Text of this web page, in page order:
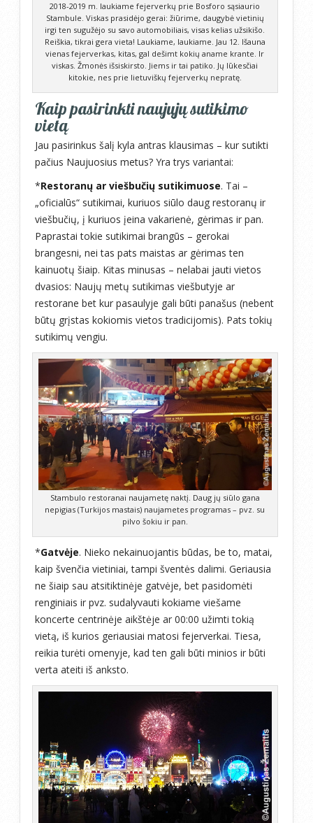
2018-2019 m. laukiame fejerverkų prie Bosforo sąsiaurio
Stambule. Viskas prasidėjo gerai: žiūrime, daugybė vietinių
irgi ten sugužėjo su savo automobiliais, visas kelias užsikišo.
Reiškia, tikrai gera vieta! Laukiame, laukiame. Jau 12. Išauna
vienas fejerverkas, kitas, gal dešimt kokių aname krante. Ir
viskas. Žmonės išsiskirsto. Jiems ir tai patiko. Jų lūkesčiai
kitokie, nes prie lietuviškų fejerverkų nepratę.
Kaip pasirinkti naujųjų sutikimo
vietą
Jau pasirinkus šalį kyla antras klausimas – kur sutikti
pačius Naujuosius metus? Yra trys variantai:
*Restoranų ar viešbučių sutikimuose. Tai –
„oficialūs“ sutikimai, kuriuos siūlo daug restoranų ir
viešbučių, į kuriuos įeina vakarienė, gėrimas ir pan.
Paprastai tokie sutikimai brangūs – gerokai
brangesni, nei tas pats maistas ar gėrimas ten
kainuotų šiaip. Kitas minusas – nelabai jauti vietos
dvasios: Naujų metų sutikimas viešbutyje ar
restorane bet kur pasaulyje gali būti panašus (nebent
būtų grįstas kokiomis vietos tradicijomis). Pats tokių
sutikimų vengiu.
Stambulo restoranai naujametę naktį. Daug jų siūlo gana
nepigias (Turkijos mastais) naujametes programas – pvz. su
pilvo šokiu ir pan.
*Gatvėje. Nieko nekainuojantis būdas, be to, matai,
kaip švenčia vietiniai, tampi šventės dalimi. Geriausia
ne šiaip sau atsitiktinėje gatvėje, bet pasidomėti
renginiais ir pvz. sudalyvauti kokiame viešame
koncerte centrinėje aikštėje ar 00:00 užimti tokią
vietą, iš kurios geriausiai matosi fejerverkai. Tiesa,
reikia turėti omenyje, kad ten gali būti minios ir būti
verta ateiti iš anksto.